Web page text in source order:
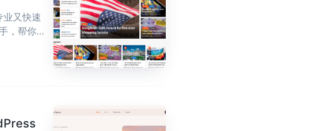
业又快速
，帮你